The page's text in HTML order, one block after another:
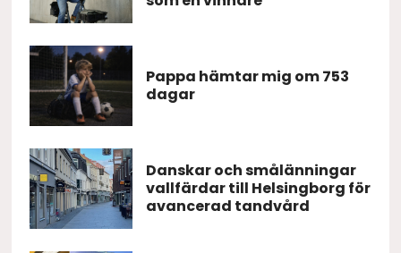
Pappa hämtar mig om 753
dagar
Danskar och smålänningar
vallfärdar till Helsingborg för
avancerad tandvård